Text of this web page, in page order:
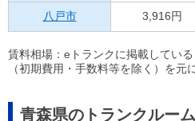
八戸市 3,916円
賃料相場：eトランクに掲載してい
（初期費用・手数料等を除く）を元
青森県のトランクルー